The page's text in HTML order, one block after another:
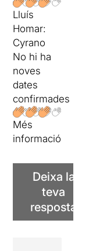
Lluís
Homar:
Cyrano
No hi ha
noves
dates
confirmades
Més
informació
Deixa la
teva
resposta